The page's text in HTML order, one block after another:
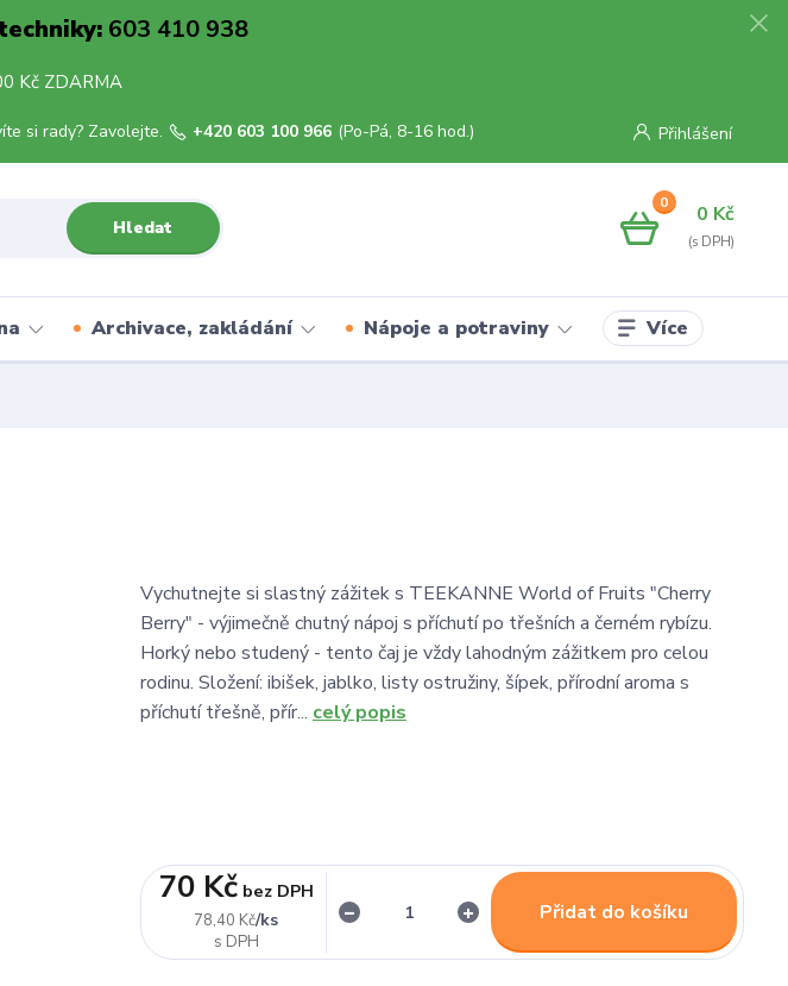
603 410 938
Kč ZDARMA
Přihlášení
Hledat
si rady? Zavolejte. +420 603 100 966 (Po-Pá, 8-16 hod.)
0 0 Kč
Archivace, zakládání Nápoje a potraviny Více
Vychutnejte si slastný zážitek s TEEKANNE World of Fruits "Cherry
Berry" - výjimečně chutný nápoj s příchutí po třešních a černém rybízu.
Horký nebo studený - tento čaj je vždy lahodným zážitkem pro celou
rodinu. Složení: ibišek, jablko, listy ostružiny, šípek, přírodní aroma s
příchutí třešně, přír... celý popis
78,40 Kč/ks
70 Kč bez DPH
Přidat do košíku